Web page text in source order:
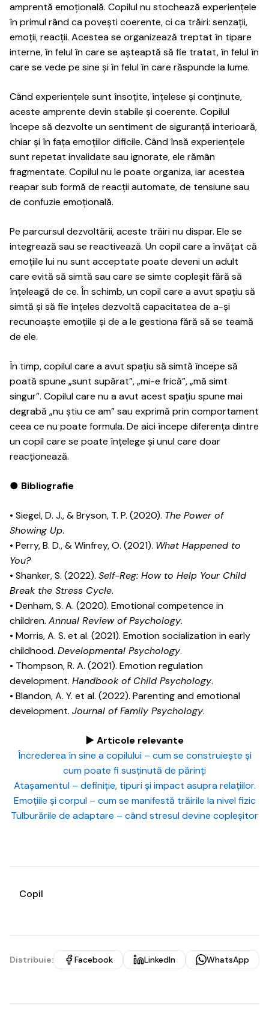
amprentă emoțională. Copilul nu stochează experiențele
în primul rând ca povești coerente, ci ca trăiri: senzații,
emoții, reacții. Acestea se organizează treptat în tipare
interne, în felul în care se așteaptă să fie tratat, în felul în
care se vede pe sine și în felul în care răspunde la lume.
Când experiențele sunt însoțite, înțelese și conținute,
aceste amprente devin stabile și coerente. Copilul
începe să dezvolte un sentiment de siguranță interioară,
chiar și în fața emoțiilor dificile. Când însă experiențele
sunt repetat invalidate sau ignorate, ele rămân
fragmentate. Copilul nu le poate organiza, iar acestea
reapar sub formă de reacții automate, de tensiune sau
de confuzie emoțională.
Pe parcursul dezvoltării, aceste trăiri nu dispar. Ele se
integrează sau se reactivează. Un copil care a învățat că
emoțiile lui nu sunt acceptate poate deveni un adult
care evită să simtă sau care se simte copleșit fără să
înțeleagă de ce. În schimb, un copil care a avut spațiu să
simtă și să fie înțeles dezvoltă capacitatea de a-și
recunoaște emoțiile și de a le gestiona fără să se teamă
de ele.
În timp, copilul care a avut spațiu să simtă începe să
poată spune „sunt supărat”, „mi-e frică”, „mă simt
singur”. Copilul care nu a avut acest spațiu spune mai
degrabă „nu știu ce am” sau exprimă prin comportament
ceea ce nu poate formula. De aici începe diferența dintre
un copil care se poate înțelege și unul care doar
reacționează.
● Bibliografie
• Siegel, D. J., & Bryson, T. P. (2020). The Power of
Showing Up.
• Perry, B. D., & Winfrey, O. (2021). What Happened to
You?
• Shanker, S. (2022). Self-Reg: How to Help Your Child
Break the Stress Cycle.
• Denham, S. A. (2020). Emotional competence in
children. Annual Review of Psychology.
• Morris, A. S. et al. (2021). Emotion socialization in early
childhood. Developmental Psychology.
• Thompson, R. A. (2021). Emotion regulation
development. Handbook of Child Psychology.
• Blandon, A. Y. et al. (2022). Parenting and emotional
development. Journal of Family Psychology.
► Articole relevante
Încrederea în sine a copilului – cum se construiește și
cum poate fi susținută de părinți
Atașamentul – definiție, tipuri și impact asupra relațiilor.
Emoțiile și corpul – cum se manifestă trăirile la nivel fizic
Tulburările de adaptare – când stresul devine copleșitor
Copil
Distribuie: Facebook LinkedIn WhatsApp